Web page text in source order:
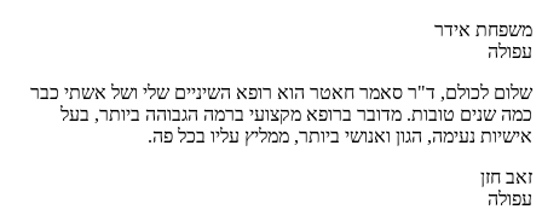
משפחת אידר
עפולה
שלום לכולם, ד"ר סאמר חאטר הוא רופא השיניים שלי ושל אשתי כבר
כמה שנים טובות. מדובר ברופא מקצועי ברמה הגבוהה ביותר, בעל
אישיות נעימה, הגון ואנושי ביותר, ממליץ עליו בכל פה.
זאב חזן
עפולה